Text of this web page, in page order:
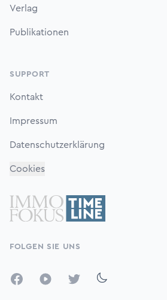
Verlag
Publikationen
SUPPORT
Kontakt
Impressum
Datenschutzerklärung
Cookies
FOLGEN SIE UNS
FacebookYouTubeTwitter